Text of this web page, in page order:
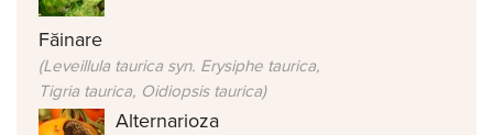
Făinare
(Leveillula taurica syn. Erysiphe taurica,
Tigria taurica, Oidiopsis taurica)
Alternarioza